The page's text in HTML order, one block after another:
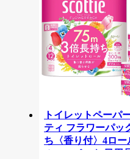
トイレットペーパ
ティ フラワーパッ
ち〈香り付〉4ロー
ル)×12パック 日用